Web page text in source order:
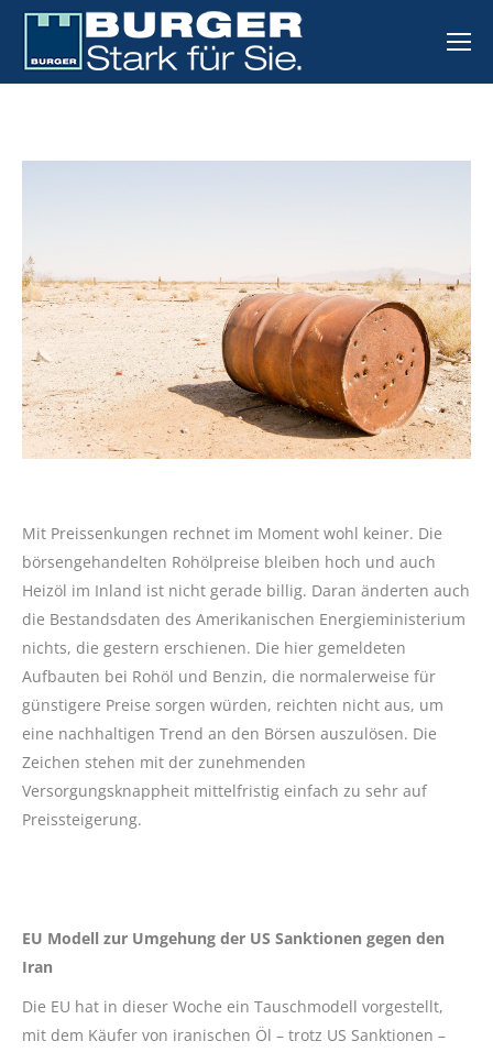
Mit Preissenkungen rechnet im Moment wohl keiner. Die
börsengehandelten Rohölpreise bleiben hoch und auch
Heizöl im Inland ist nicht gerade billig. Daran änderten auch
die Bestandsdaten des Amerikanischen Energieministerium
nichts, die gestern erschienen. Die hier gemeldeten
Aufbauten bei Rohöl und Benzin, die normalerweise für
günstigere Preise sorgen würden, reichten nicht aus, um
eine nachhaltigen Trend an den Börsen auszulösen. Die
Zeichen stehen mit der zunehmenden
Versorgungsknappheit mittelfristig einfach zu sehr auf
Preissteigerung.
EU Modell zur Umgehung der US Sanktionen gegen den
Iran
Die EU hat in dieser Woche ein Tauschmodell vorgestellt,
mit dem Käufer von iranischen Öl – trotz US Sanktionen –